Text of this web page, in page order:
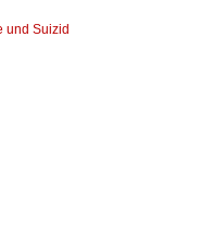
und Suizid